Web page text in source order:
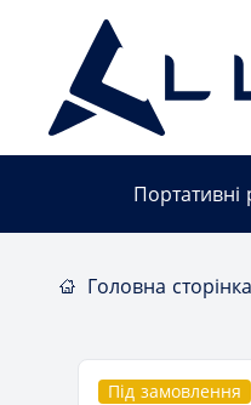
Портативні
Головна сторінка
Під замовлення